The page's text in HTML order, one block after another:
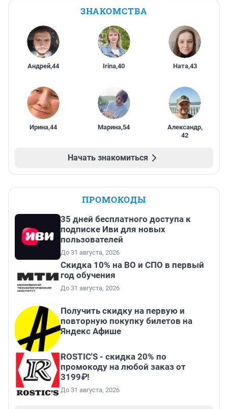
ЗНАКОМСТВА
Андрей,44 Irina,40 Ната,43
Ирина,44 Марина,54 Александр,
42
Начать знакомиться
ПРОМОКОДЫ
35 дней бесплатного доступа к
подписке Иви для новых
пользователей
До 31 августа, 2026
Скидка 10% на ВО и СПО в первый
год обучения
До 31 августа, 2026
Получить скидку на первую и
повторную покупку билетов на
Яндекс Афише
ROSTIC'S - скидка 20% по
промокоду на любой заказ от
3199₽!
До 31 августа, 2026